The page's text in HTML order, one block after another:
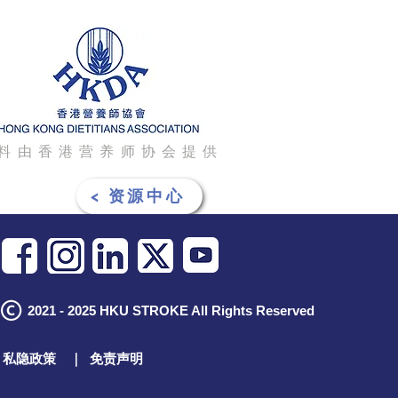
由香港营养师协会提供
< 资源中心
2021 - 2025 HKU STROKE All Rights Reserved
私隐政策 ｜ 免责声明